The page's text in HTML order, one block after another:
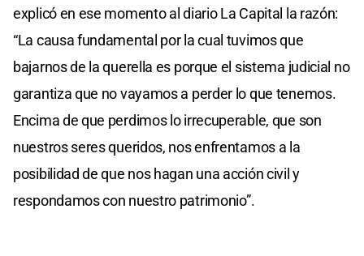
explicó en ese momento al diario La Capital la razón:
“La causa fundamental por la cual tuvimos que
bajarnos de la querella es porque el sistema judicial no
garantiza que no vayamos a perder lo que tenemos.
Encima de que perdimos lo irrecuperable, que son
nuestros seres queridos, nos enfrentamos a la
posibilidad de que nos hagan una acción civil y
respondamos con nuestro patrimonio”.